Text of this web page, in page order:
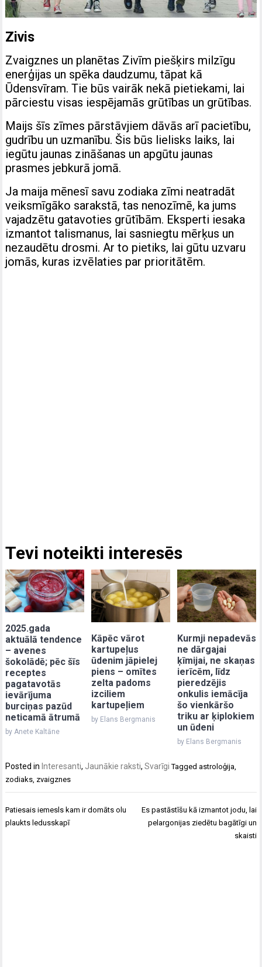
Zivis
Zvaigznes un planētas Zivīm piešķirs milzīgu
enerģijas un spēka daudzumu, tāpat kā
Ūdensvīram. Tie būs vairāk nekā pietiekami, lai
pārciestu visas iespējamās grūtības un grūtības.
Maijs šīs zīmes pārstāvjiem dāvās arī pacietību,
gudrību un uzmanību. Šis būs lielisks laiks, lai
iegūtu jaunas zināšanas un apgūtu jaunas
prasmes jebkurā jomā.
Ja maija mēnesī savu zodiaka zīmi neatradāt
veiksmīgāko sarakstā, tas nenozīmē, ka jums
vajadzētu gatavoties grūtībām. Eksperti iesaka
izmantot talismanus, lai sasniegtu mērķus un
nezaudētu drosmi. Ar to pietiks, lai gūtu uzvaru
jomās, kuras izvēlaties par prioritātēm.
Tevi noteikti interesēs
2025.gada
aktuālā tendence
– avenes
šokolādē; pēc šīs
receptes
pagatavotās
ievārījuma
burciņas pazūd
neticamā ātrumā
by Anete Kaltāne
Kāpēc vārot
kartupeļus
ūdenim jāpielej
piens – omītes
zelta padoms
izciliem
kartupeļiem
by Elans Bergmanis
Kurmji nepadevās
ne dārgajai
ķīmijai, ne skaņas
ierīcēm, līdz
pieredzējis
onkulis iemācīja
šo vienkāršo
triku ar ķiplokiem
un ūdeni
by Elans Bergmanis
Posted in Interesanti, Jaunākie raksti,Svarīgi Taggedastroloģija
zodiaks zvaigznes
Post
navigation
Patiesais iemesls kam ir domāts olu
plaukts ledusskapī
Es pastāstīšu kā izmantot jodu, lai
pelargonijas ziedētu bagātīgi un
skaisti